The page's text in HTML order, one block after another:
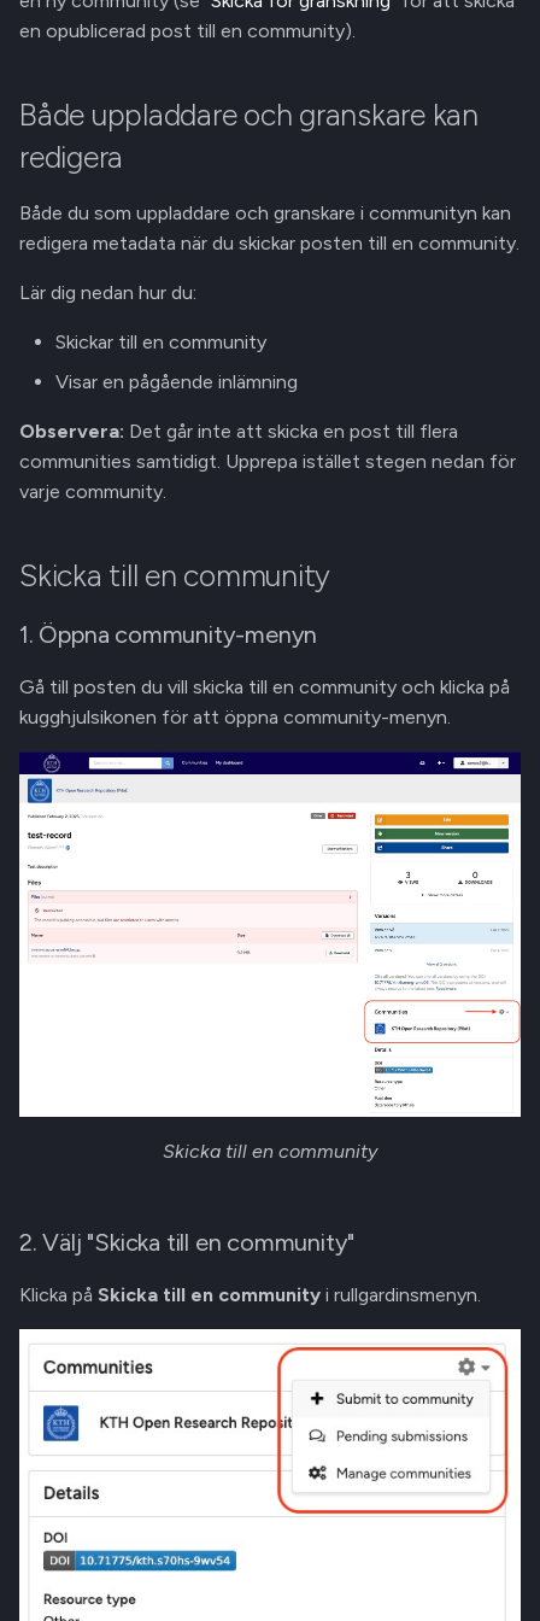
s
Hantera versioner
Github Integration
REST API
3. Välj community
Visa en pågående inlämning
inlämningar
3. Kommunicera med
en opublicerad post till en community).
Både uppladdare och granskare kan
redigera
Både du som uppladdare och granskare i communityn kan
redigera metadata när du skickar posten till en community.
Lär dig nedan hur du:
Skickar till en community
Visar en pågående inlämning
Observera: Det går inte att skicka en post till flera
communities samtidigt. Upprepa istället stegen nedan för
varje community.
Skicka till en community
1. Öppna community-menyn
Gå till posten du vill skicka till en community och klicka på
kugghjulsikonen för att öppna community-menyn.
Skicka till en community
2. Välj "Skicka till en community"
Klicka på Skicka till en community i rullgardinsmenyn.